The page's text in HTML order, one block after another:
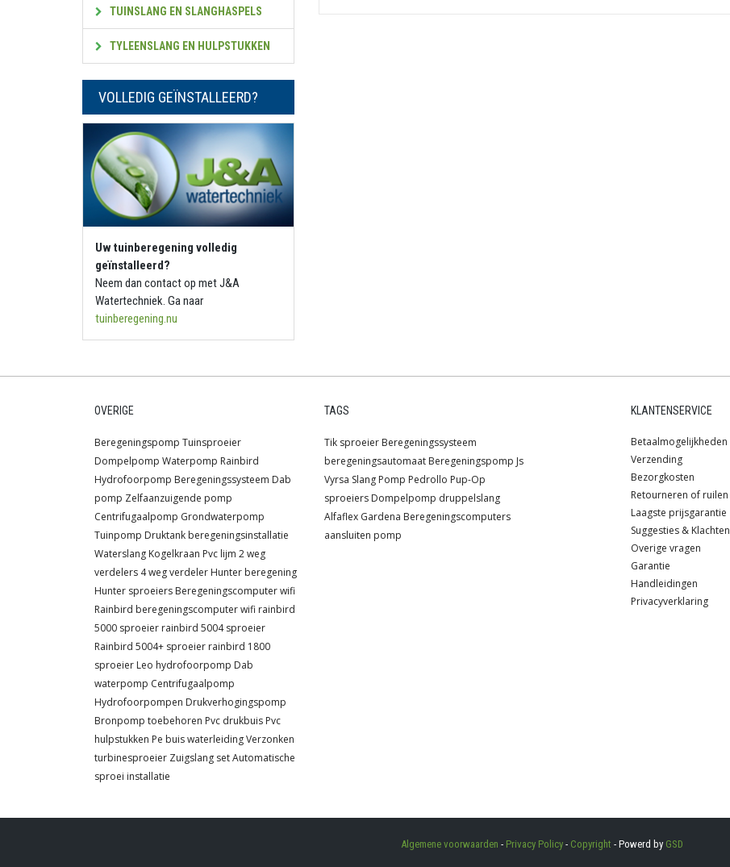
TUINSLANG EN SLANGHASPELS
TYLEENSLANG EN HULPSTUKKEN
VOLLEDIG GEÏNSTALLEERD?
Uw tuinberegening volledig
geïnstalleerd?
Neem dan contact op met J&A
Watertechniek. Ga naar
tuinberegening.nu
OVERIGE
Beregeningspomp Tuinsproeier
Dompelpomp Waterpomp Rainbird
Hydrofoorpomp Beregeningssysteem Dab
pomp Zelfaanzuigende pomp
Centrifugaalpomp Grondwaterpomp
Tuinpomp Druktank beregeningsinstallatie
Waterslang Kogelkraan Pvc lijm 2 weg
verdelers 4 weg verdeler Hunter beregening
Hunter sproeiers Beregeningscomputer wifi
Rainbird beregeningscomputer wifi rainbird
5000 sproeier rainbird 5004 sproeier
Rainbird 5004+ sproeier rainbird 1800
sproeier Leo hydrofoorpomp Dab
waterpomp Centrifugaalpomp
Hydrofoorpompen Drukverhogingspomp
Bronpomp toebehoren Pvc drukbuis Pvc
hulpstukken Pe buis waterleidingVerzonken
turbinesproeier Zuigslang setAutomatische
sproei installatie
TAGS
Tik sproeier Beregeningssysteem
beregeningsautomaat Beregeningspomp Js
Vyrsa Slang Pomp Pedrollo Pup-Op
sproeiers Dompelpomp druppelslang
Alfaflex Gardena Beregeningscomputers
aansluiten pomp
KLANTENSERVICE
Betaalmogelijkheden
Verzending
Bezorgkosten
Retourneren of ruilen
Laagste prijsgarantie
Suggesties & Klachten
Overige vragen
Garantie
Handleidingen
Privacyverklaring
Algemene voorwaarden - Privacy Policy - Copyright - Powerd by GSD